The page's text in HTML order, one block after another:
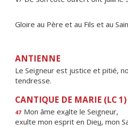
Gloire au Père et au Fils et au
ANTIENNE
Le Seigneur est justice et pitié,
tendresse.
CANTIQUE DE MARIE (LC 1)
47 Mon âme exalte le Seigneur,
exulte mon esprit en Dieu, mon